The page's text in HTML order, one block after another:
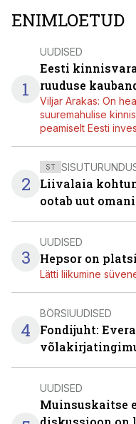
ENIMLOETUD
1
UUDISED
Eesti
ruuduse
Viljar Arakas: On
suuremahulise
peamiselt Eesti
2
ST
Liivalaia
ootab uut
3
UUDISED
Hepsor on
Lätti liikumine
4
BÖRSIUUDISED
Fondijuht:
UUDISED
Muinsuskaitse